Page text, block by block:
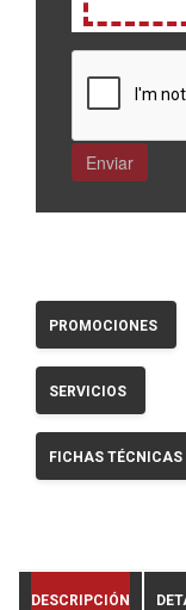
PROMOCIONES
SERVICIOS
FICHAS TÉCNICAS
DESCRIPCIÓN